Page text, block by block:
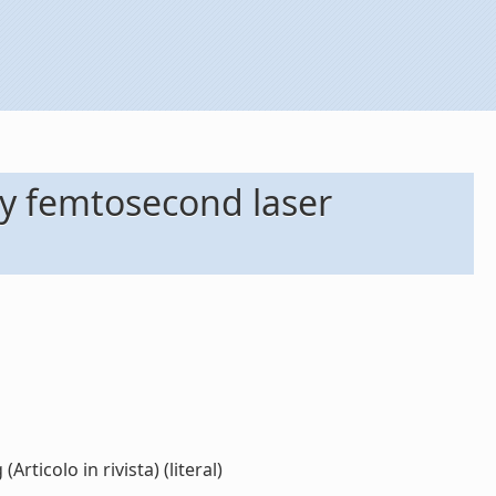
femtosecond laser
in rivista) (literal)